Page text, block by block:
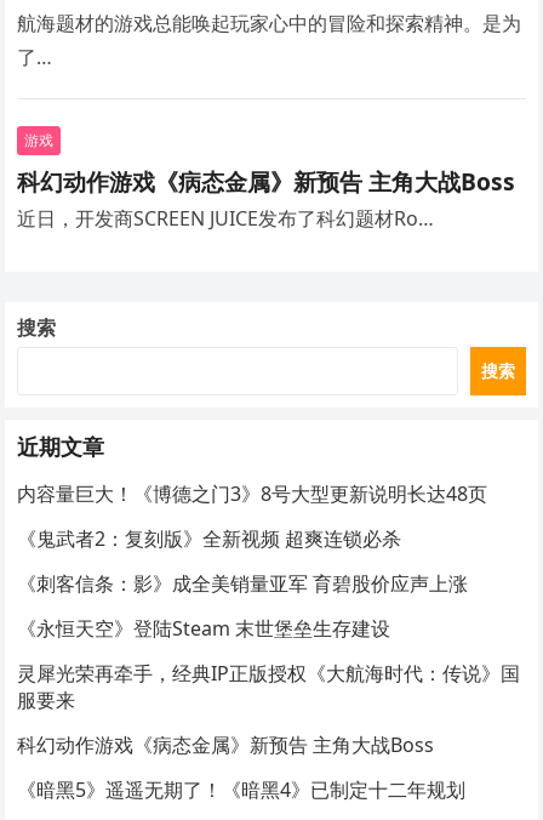
航海题材的游戏总能唤起玩家心中的冒险和探索精神。是为
了…
游戏
科幻动作游戏《病态金属》新预告 主角大战Boss
近日，开发商SCREEN JUICE发布了科幻题材Ro…
搜索
搜索
近期文章
内容量巨大！《博德之门3》8号大型更新说明长达48页
《鬼武者2：复刻版》全新视频 超爽连锁必杀
《刺客信条：影》成全美销量亚军 育碧股价应声上涨
《永恒天空》登陆Steam 末世堡垒生存建设
灵犀光荣再牵手，经典IP正版授权《大航海时代：传说》国
服要来
科幻动作游戏《病态金属》新预告 主角大战Boss
《暗黑5》遥遥无期了！《暗黑4》已制定十二年规划